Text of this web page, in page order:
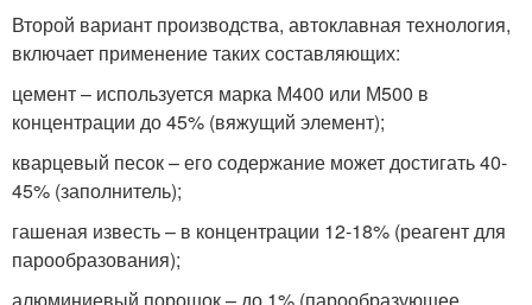
Второй вариант производства, автоклавная технология,
включает применение таких составляющих:
цемент – используется марка М400 или М500 в
концентрации до 45% (вяжущий элемент);
кварцевый песок – его содержание может достигать 40-
45% (заполнитель);
гашеная известь – в концентрации 12-18% (реагент для
парообразования);